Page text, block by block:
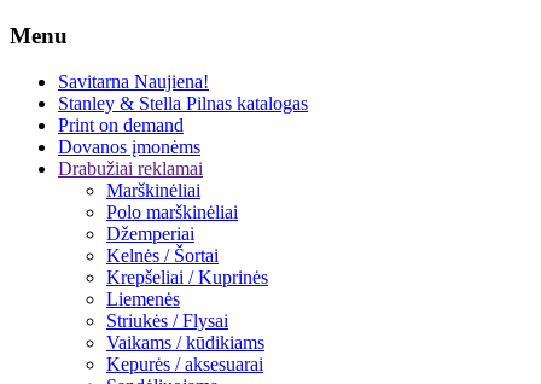
Menu
Savitarna Naujiena!
Stanley & Stella Pilnas katalogas
Print on demand
Dovanos įmonėms
Drabužiai reklamai
Marškinėliai
Polo marškinėliai
Džemperiai
Kelnės / Šortai
Krepšeliai / Kuprinės
Liemenės
Striukės / Flysai
Vaikams / kūdikiams
Kepurės / aksesuarai